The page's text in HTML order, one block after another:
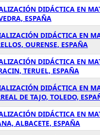
DIDÁCTICA EN
ESPAÑA
DIDÁCTICA EN
OURENSE, ESPAÑA
DIDÁCTICA EN
TERUEL, ESPAÑA
DIDÁCTICA EN
DE TAJO, TOLEDO,
DIDÁCTICA EN
ALBACETE, ESPAÑA